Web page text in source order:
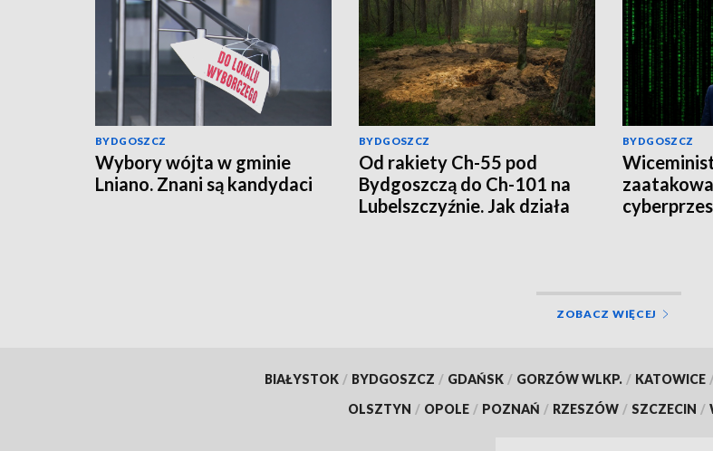
BYDGOSZCZ
Wybory wójta w gminie
Lniano. Znani są kandydaci
BYDGOSZCZ
Od rakiety Ch-55 pod
Bydgoszczą do Ch-101 na
Lubelszczyźnie. Jak działa
BYDGOSZCZ
ZOBACZ WIĘCEJ
BIAŁYSTOK / BYDGOSZCZ / GDAŃSK / GORZÓW WLKP. / KATOWICE
OLSZTYN / OPOLE / POZNAŃ / RZESZÓW / SZCZECIN /